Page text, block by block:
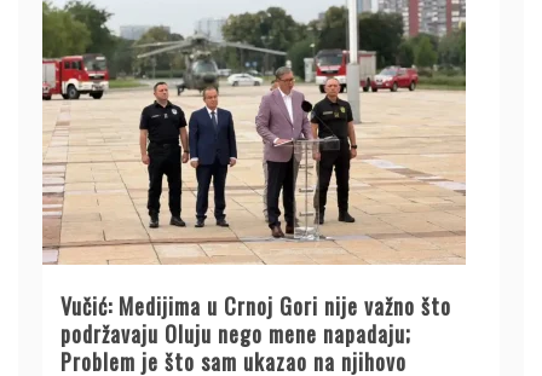
Vučić: Medijima u Crnoj Gori nije važno što
podržavaju Oluju nego mene napadaju;
Problem je što sam ukazao na njihovo